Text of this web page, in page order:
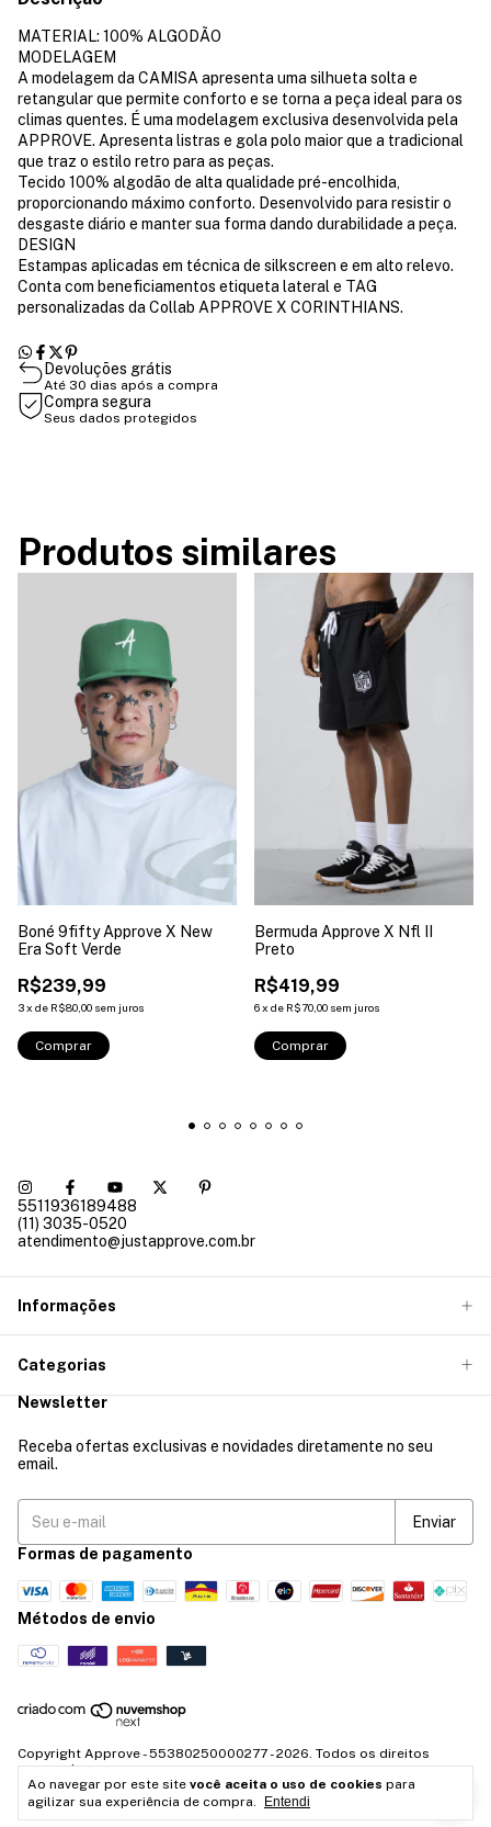
Ao navegar por este site você aceita o uso de cookies para
agilizar sua experiência de compra.
Entendi
MATERIAL: 100% ALGODÃO
MODELAGEM
A modelagem da CAMISA apresenta uma silhueta solta e
retangular que permite conforto e se torna a peça ideal para os
climas quentes. É uma modelagem exclusiva desenvolvida pela
APPROVE. Apresenta listras e gola polo maior que a tradicional
que traz o estilo retro para as peças.
Tecido 100% algodão de alta qualidade pré-encolhida,
proporcionando máximo conforto. Desenvolvido para resistir o
desgaste diário e manter sua forma dando durabilidade a peça.
DESIGN
Estampas aplicadas em técnica de silkscreen e em alto relevo.
Conta com beneficiamentos etiqueta lateral e TAG
personalizadas da Collab APPROVE X CORINTHIANS.
Devoluções grátis
Até 30 dias após a compra
Compra segura
Seus dados protegidos
Produtos similares
Boné 9fifty Approve X New
Era Soft Verde
R$239,99
3x de R$80,00 sem juros
Comprar
Bermuda Approve X Nfl II
Preto
R$419,99
6x de R$70,00 sem juros
Comprar
5511936189488
(11) 3035-0520
atendimento@justapprove.com.br
Informações
Categorias
Newsletter
Receba ofertas exclusivas e novidades diretamente no seu
email.
Formas de pagamento
Métodos de envio
Copyright Approve - 55380250000277 - 2026. Todos os direitos
reservados.